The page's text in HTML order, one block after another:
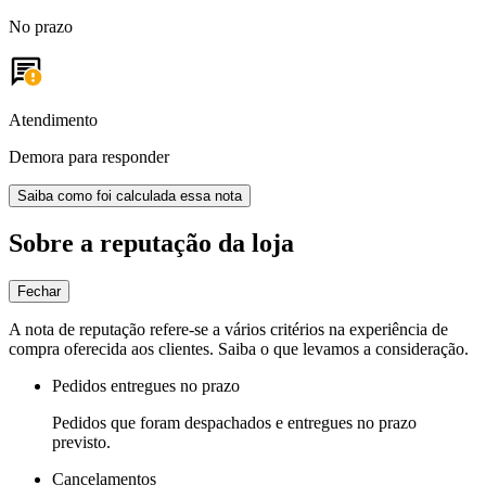
No prazo
Atendimento
Demora para responder
Saiba como foi calculada essa nota
Sobre a reputação da loja
Fechar
A nota de reputação refere-se a vários critérios na experiência de
compra oferecida aos clientes. Saiba o que levamos a consideração.
Pedidos entregues no prazo
Pedidos que foram despachados e entregues no prazo
previsto.
Cancelamentos